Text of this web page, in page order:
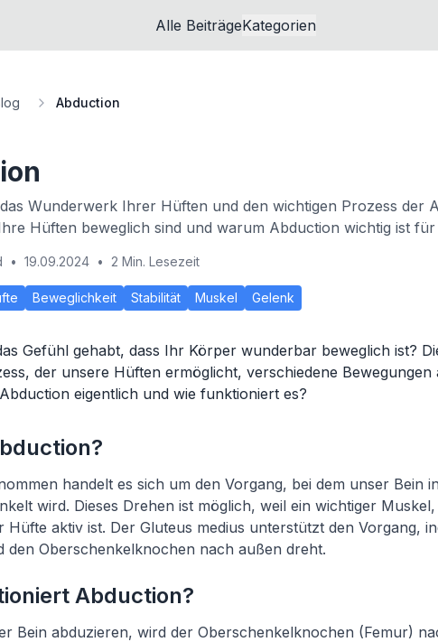
Alle BeiträgeKategorien
Abduction
Wunderwerk Ihrer Hüften und den wichtigen Prozess der
Hüften beweglich sind und warum Abduction wichtig ist für
• 19.09.2024 • 2 Min. Lesezeit
Beweglichkeit Stabilität Muskel Gelenk
Gefühl gehabt, dass Ihr Körper wunderbar beweglich ist?
der unsere Hüften ermöglicht, verschiedene
eigentlich und wie funktioniert es?
handelt es sich um den Vorgang, bei dem unser Bein
wird. Dieses Drehen ist möglich, weil ein wichtiger
Hüfte aktiv ist. Der Gluteus medius unterstützt den Vorgang,
den Oberschenkelknochen nach außen dreht.
Abduction?
Bein abduzieren, wird der Oberschenkelknochen (Femur)